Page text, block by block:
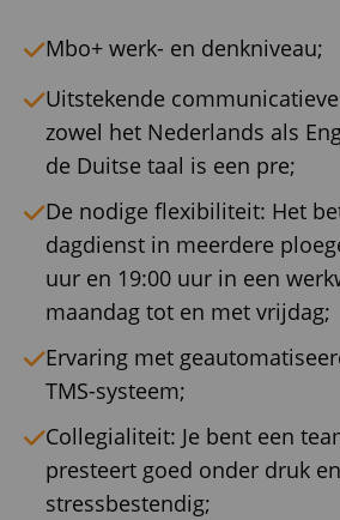
Mbo+ werk- en denkniveau;
Uitstekende
zowel het Nederlands als
de Duitse taal is een pre;
De nodige flexibiliteit: Het
dagdienst in meerdere
uur en 19:00 uur in een
maandag tot en met vrijdag;
Ervaring met
TMS-systeem;
Collegialiteit: Je bent een
presteert goed onder druk
stressbestendig;